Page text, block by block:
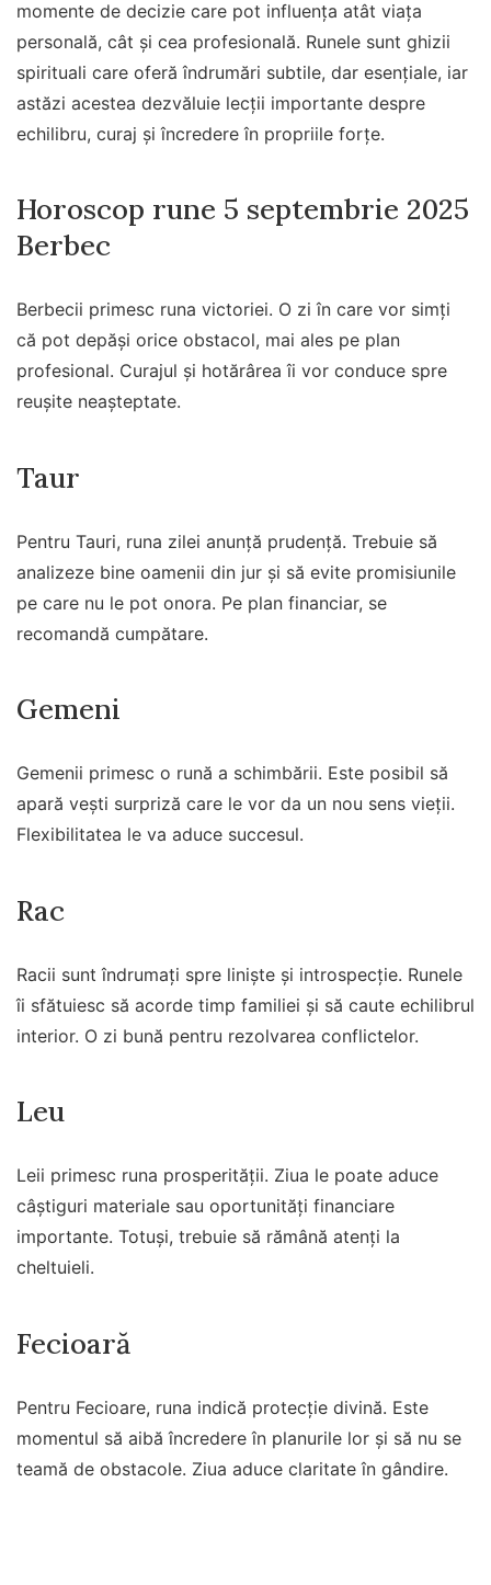
momente de decizie care pot influența atât viața
personală, cât și cea profesională. Runele sunt ghizii
spirituali care oferă îndrumări subtile, dar esențiale, iar
astăzi acestea dezvăluie lecții importante despre
echilibru, curaj și încredere în propriile forțe.
Horoscop rune 5 septembrie 2025
Berbec
Berbecii primesc runa victoriei. O zi în care vor simți
că pot depăși orice obstacol, mai ales pe plan
profesional. Curajul și hotărârea îi vor conduce spre
reușite neașteptate.
Taur
Pentru Tauri, runa zilei anunță prudență. Trebuie să
analizeze bine oamenii din jur și să evite promisiunile
pe care nu le pot onora. Pe plan financiar, se
recomandă cumpătare.
Gemeni
Gemenii primesc o rună a schimbării. Este posibil să
apară vești surpriză care le vor da un nou sens vieții.
Flexibilitatea le va aduce succesul.
Rac
Racii sunt îndrumați spre liniște și introspecție. Runele
îi sfătuiesc să acorde timp familiei și să caute echilibrul
interior. O zi bună pentru rezolvarea conflictelor.
Leu
Leii primesc runa prosperității. Ziua le poate aduce
câștiguri materiale sau oportunități financiare
importante. Totuși, trebuie să rămână atenți la
cheltuieli.
Fecioară
Pentru Fecioare, runa indică protecție divină. Este
momentul să aibă încredere în planurile lor și să nu se
teamă de obstacole. Ziua aduce claritate în gândire.